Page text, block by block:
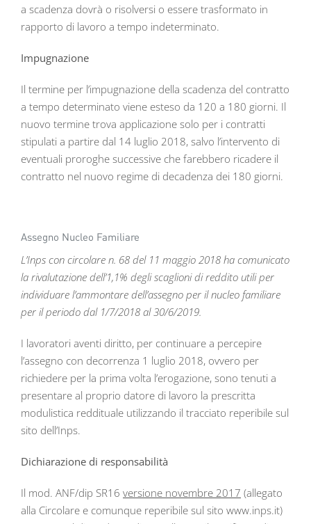
a scadenza dovrà o risolversi o essere trasformato in
rapporto di lavoro a tempo indeterminato.
Impugnazione
Il termine per l’impugnazione della scadenza del contratto
a tempo determinato viene esteso da 120 a 180 giorni. Il
nuovo termine trova applicazione solo per i contratti
stipulati a partire dal 14 luglio 2018, salvo l’intervento di
eventuali proroghe successive che farebbero ricadere il
contratto nel nuovo regime di decadenza dei 180 giorni.
Assegno Nucleo Familiare
L’Inps con circolare n. 68 del 11 maggio 2018 ha comunicato
la rivalutazione dell’1,1% degli scaglioni di reddito utili per
individuare l’ammontare dell’assegno per il nucleo familiare
per il periodo dal 1/7/2018 al 30/6/2019.
I lavoratori aventi diritto, per continuare a percepire
l’assegno con decorrenza 1 luglio 2018, ovvero per
richiedere per la prima volta l’erogazione, sono tenuti a
presentare al proprio datore di lavoro la prescritta
modulistica reddituale utilizzando il tracciato reperibile sul
sito dell’Inps.
Dichiarazione di responsabilità
Il mod. ANF/dip SR16 versione novembre 2017 (allegato
alla Circolare e comunque reperibile sul sito www.inps.it)